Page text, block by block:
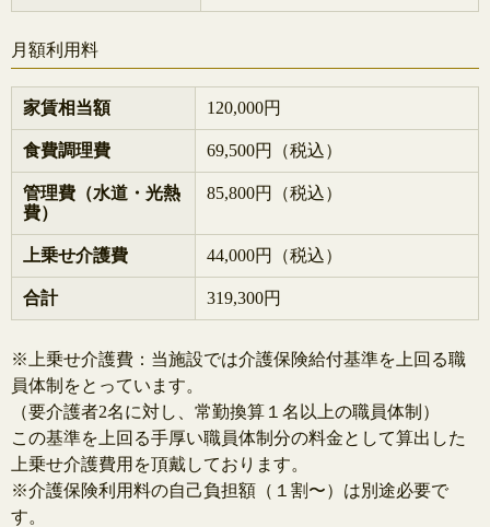
月額利用料
家賃相当額 120,000円
食費調理費 69,500円（税込）
管理費（水道・光熱
費）
85,800円（税込）
上乗せ介護費 44,000円（税込）
合計 319,300円
※上乗せ介護費：当施設では介護保険給付基準を上回る職
員体制をとっています。
（要介護者2名に対し、常勤換算１名以上の職員体制）
この基準を上回る手厚い職員体制分の料金として算出した
上乗せ介護費用を頂戴しております。
※介護保険利用料の自己負担額（１割〜）は別途必要で
す。